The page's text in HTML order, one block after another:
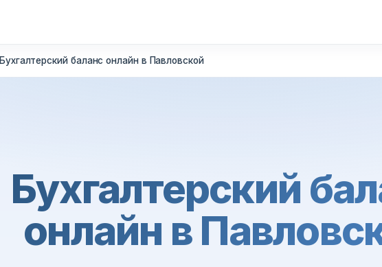
Бухгалтерский баланс онлайн в Павловской
Бухгалтерский
онлайн в